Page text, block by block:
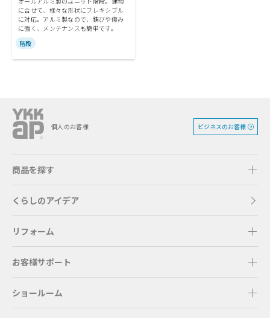
に合せて、様々な形状にフレキシブル
に対応。アルミ製なので、錆びや傷み
に強く、メンテナンスも簡単です。
階段
個人のお客様 ビジネスのお客様
商品を探す
くらしのアイデア
リフォーム
お客様サポート
ショールーム